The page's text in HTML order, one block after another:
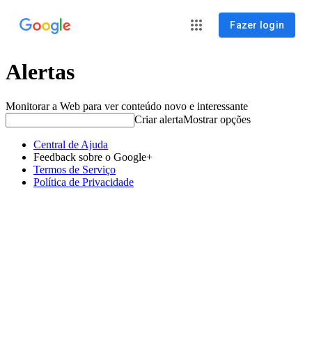
Fazer login
Alertas
Monitorar a Web para ver conteúdo novo e interessante
Criar alertaMostrar opções
Central de Ajuda
Feedback sobre o Google+
Termos de Serviço
Política de Privacidade